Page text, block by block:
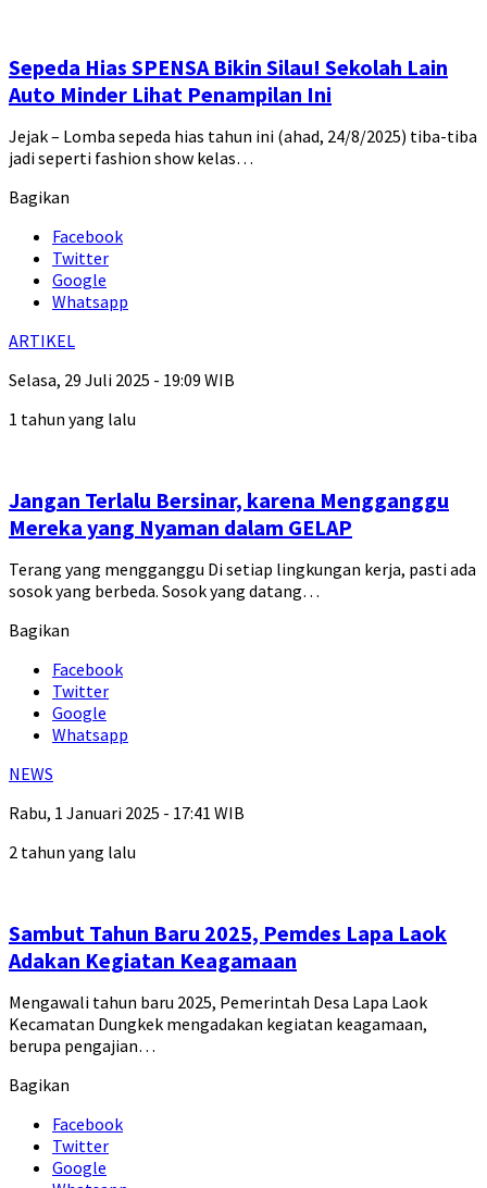
Sepeda Hias SPENSA Bikin Silau! Sekolah Lain
Auto Minder Lihat Penampilan Ini
Jejak – Lomba sepeda hias tahun ini (ahad, 24/8/2025) tiba-tiba
jadi seperti fashion show kelas…
Bagikan
Facebook
Twitter
Google
Whatsapp
ARTIKEL
Selasa, 29 Juli 2025 - 19:09 WIB
1 tahun yang lalu
Jangan Terlalu Bersinar, karena Mengganggu
Mereka yang Nyaman dalam GELAP
Terang yang mengganggu Di setiap lingkungan kerja, pasti ada
sosok yang berbeda. Sosok yang datang…
Bagikan
Facebook
Twitter
Google
Whatsapp
NEWS
Rabu, 1 Januari 2025 - 17:41 WIB
2 tahun yang lalu
Sambut Tahun Baru 2025, Pemdes Lapa Laok
Adakan Kegiatan Keagamaan
Mengawali tahun baru 2025, Pemerintah Desa Lapa Laok
Kecamatan Dungkek mengadakan kegiatan keagamaan,
berupa pengajian…
Bagikan
Facebook
Twitter
Google